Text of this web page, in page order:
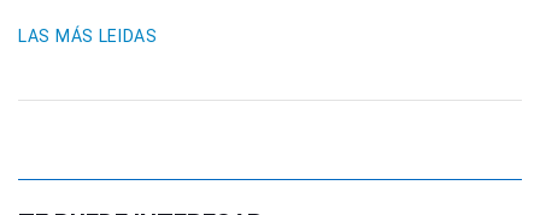
LAS MÁS LEIDAS